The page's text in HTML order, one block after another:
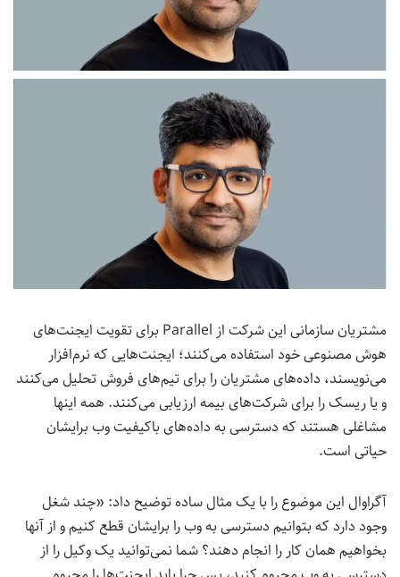
مشتریان سازمانی این شرکت از Parallel برای تقویت ایجنت‌های
هوش مصنوعی خود استفاده می‌کنند؛ ایجنت‌هایی که نرم‌افزار
می‌نویسند، داده‌های مشتریان را برای تیم‌های فروش تحلیل می‌کنند
و یا ریسک را برای شرکت‌های بیمه ارزیابی می‌کنند. همه اینها
مشاغلی هستند که دسترسی به داده‌های باکیفیت وب برایشان
حیاتی است.
آگراوال این موضوع را با یک مثال ساده توضیح داد: «چند شغل
وجود دارد که بتوانیم دسترسی به وب را برایشان قطع کنیم و از آنها
بخواهیم همان کار را انجام دهند؟ شما نمی‌توانید یک وکیل را از